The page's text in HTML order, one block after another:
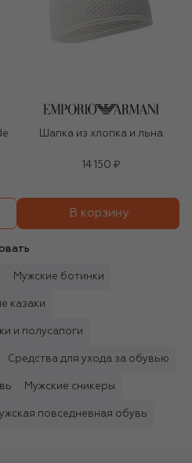
Шапка из хлопка и льна
14 150 ₽
В корзину
Мужские ботинки
казаки
и полусапоги
Средства для ухода за обувью
Мужские сникеры
повседневная обувь